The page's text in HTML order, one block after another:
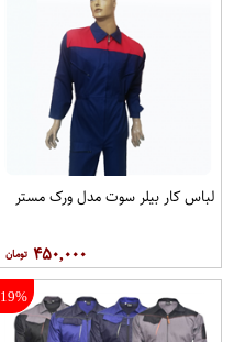
لباس کار بیلر سوت مدل ورک مستر
۴۵۰,۰۰۰
19%